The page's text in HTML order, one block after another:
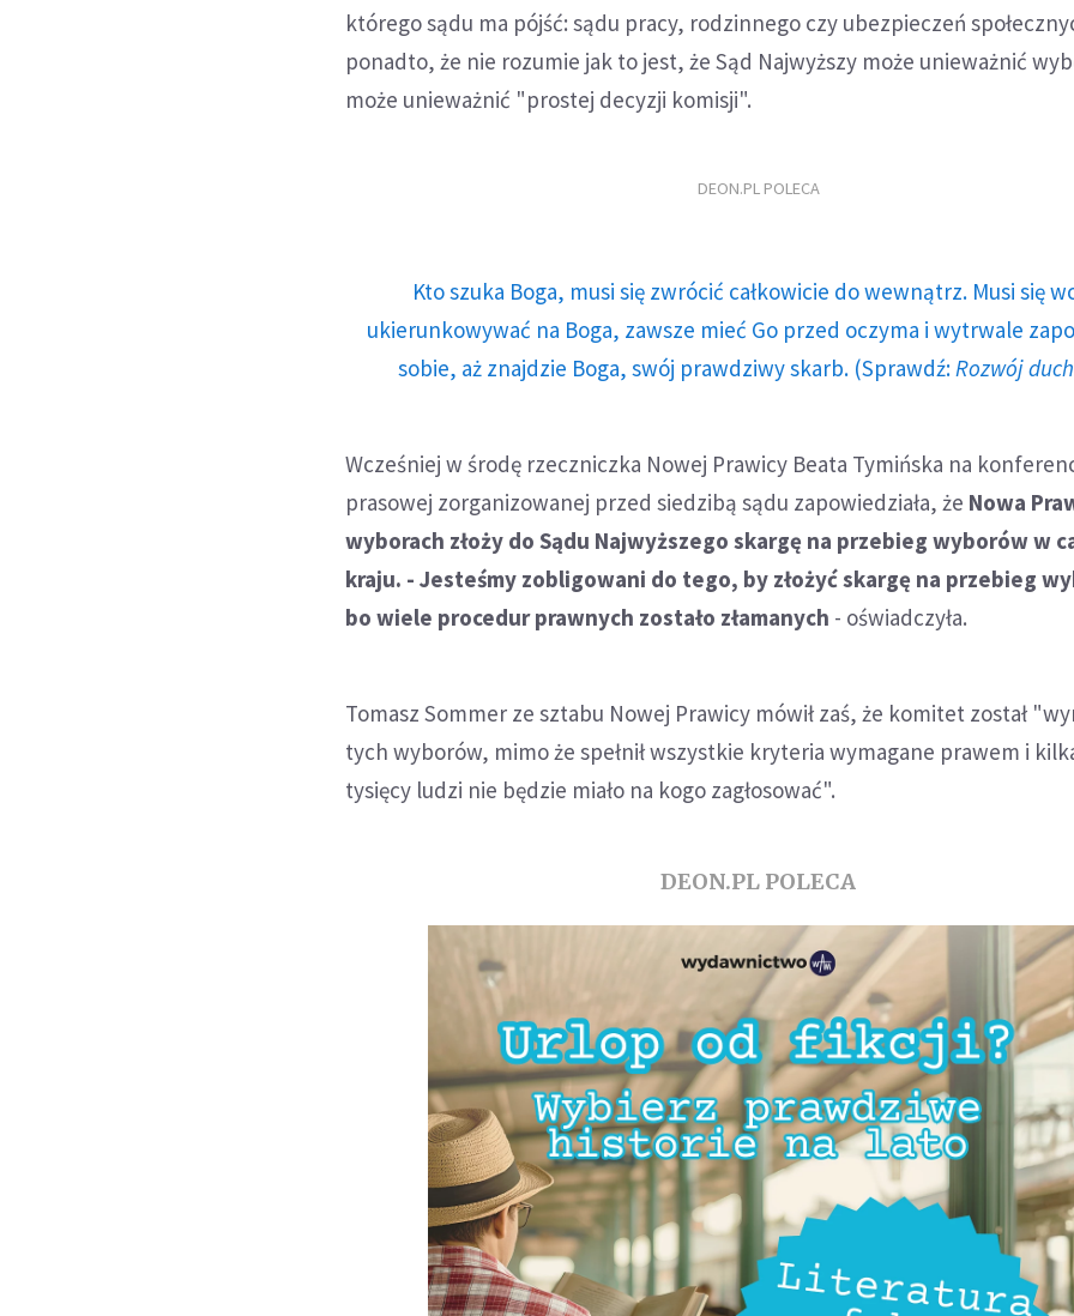
którego sądu ma pójść: sądu pracy, rodzinnego czy ubezpieczeń
ponadto, że nie rozumie jak to jest, że Sąd Najwyższy może unieważnić
może unieważnić "prostej decyzji komisji".
DEON.PL POLECA
Kto szuka Boga, musi się zwrócić całkowicie do wewnątrz. Musi się
ukierunkowywać na Boga, zawsze mieć Go przed oczyma i wytrwale
sobie, aż znajdzie Boga, swój prawdziwy skarb. (Sprawdź: Rozwój
Wcześniej w środę rzeczniczka Nowej Prawicy Beata Tymińska na
prasowej zorganizowanej przed siedzibą sądu zapowiedziała, że Nowa
wyborach złoży do Sądu Najwyższego skargę na przebieg wyborów w
kraju. - Jesteśmy zobligowani do tego, by złożyć skargę na przebieg
bo wiele procedur prawnych zostało złamanych - oświadczyła.
Tomasz Sommer ze sztabu Nowej Prawicy mówił zaś, że komitet został
tych wyborów, mimo że spełnił wszystkie kryteria wymagane prawem i
tysięcy ludzi nie będzie miało na kogo zagłosować".
DEON.PL POLECA